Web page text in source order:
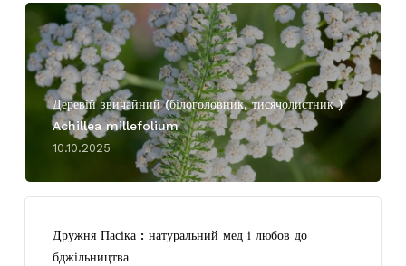
Деревій звичайний (білоголовник, тисячолистник )
Achillea millefolium
10.10.2025
Дружня Пасіка : натуральний мед і любов до
бджільництва